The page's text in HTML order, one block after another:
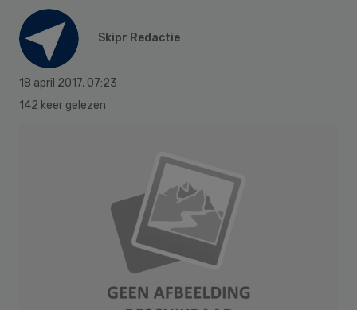
Skipr Redactie
18 april 2017, 07:23
142 keer gelezen